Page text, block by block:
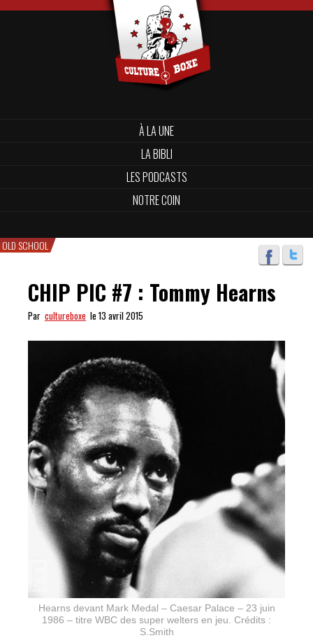
À LA UNE
LA BIBLI
LES PODCASTS
NOTRE COIN
OLD SCHOOL
CHIP PIC #7 : Tommy Hearns
Par cultureboxe le 13 avril 2015
Hearns devant Mark Medal – Caesar Palace – 23 juin
1986 – titre WBC des super welters en jeu. Crédits :
S.Smith